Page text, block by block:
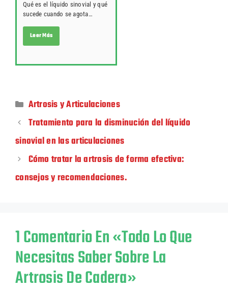
Qué es el líquido sinovial y qué
sucede cuando se agota…
Leer Más
Artrosis y Articulaciones
Tratamiento para la disminución del líquido
sinovial en las articulaciones
Cómo tratar la artrosis de forma efectiva:
consejos y recomendaciones.
1 Comentario En «Todo Lo Que
Necesitas Saber Sobre La
Artrosis De Cadera»